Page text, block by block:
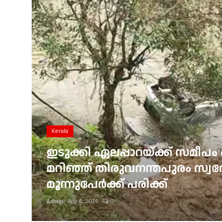
Gulf News
Loksabha Election 2024
Technology
Jobs Mall
Automotive
Shop Online
Education
Business
Kerala
ഇടുക്കി ഏലപ്പാറയ്ക്ക് സമീപം
മറിഞ്ഞ് തിരുവനന്തപുരം
മൂന്നുപേർക്ക് പരിക്ക്
Admin Aug 6, 2026 0